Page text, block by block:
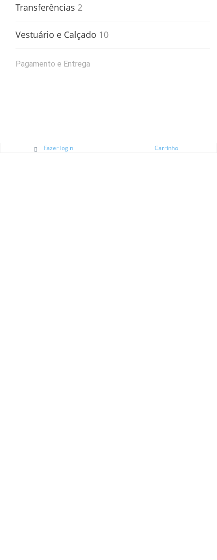
Transferências 2
Vestuário e Calçado 10
Pagamento e Entrega
Fazer login Carrinho